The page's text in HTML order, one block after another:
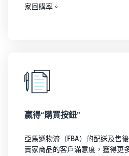
家回購率。
贏得“購買按鈕”
亞馬遜物流（FBA）的配送及售
賣家商品的客戶滿意度，獲得更